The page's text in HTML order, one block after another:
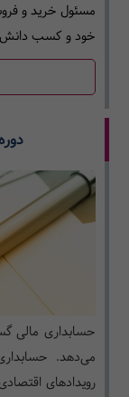
مسئول خرید و
خود و کسب دانش
حسابداری مالی
می‌دهد.
رویدادهای